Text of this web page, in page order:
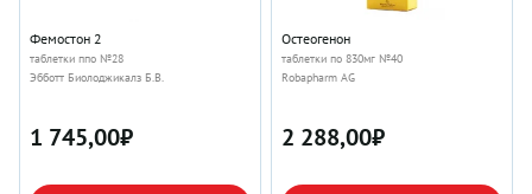
Фемостон 2
таблетки ппо №28
Эбботт Биолоджикалз Б.В.
1 745,00₽
Остеогенон
таблетки по 830мг №40
Robapharm AG
2 288,00₽